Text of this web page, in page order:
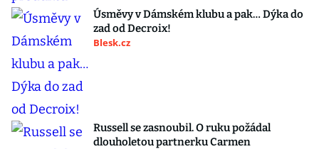
Úsměvy v Dámském klubu a pak… Dýka do
zad od Decroix!
Blesk.cz
Russell se zasnoubil. O ruku požádal
dlouholetou partnerku Carmen